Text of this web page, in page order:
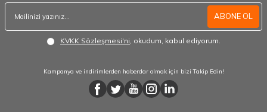
ABONE OL
KVKK Sözleşmesi'ni , okudum, kabul ediyorum.
Kampanya ve indirimlerden haberdar olmak için bizi Takip Edin!